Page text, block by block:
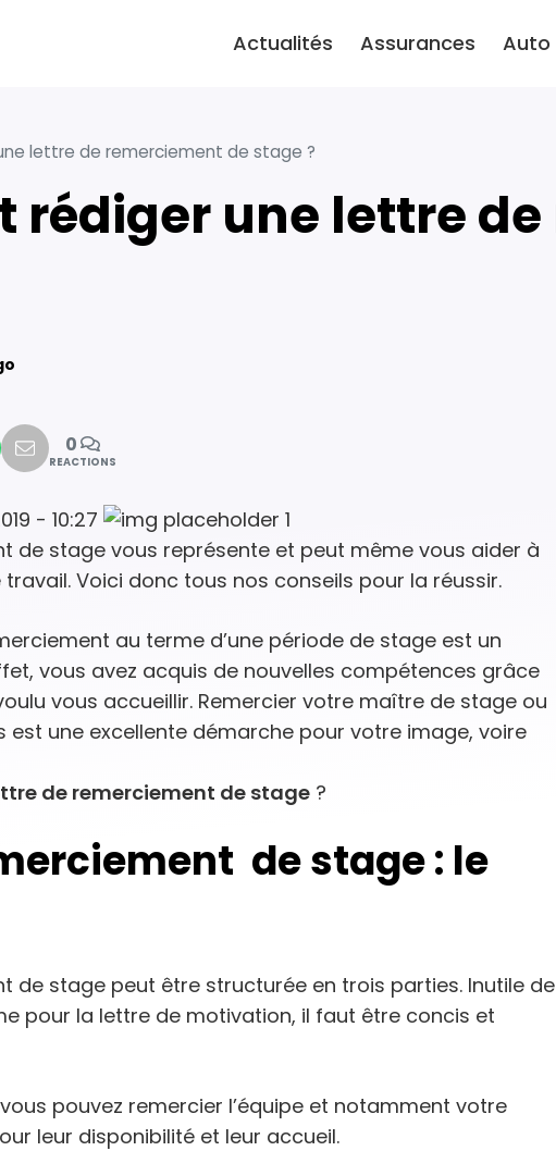
Actualités Assurances Auto
lettre de remerciement de stage ?
Mail0
REACTIONS
- 10:27
de stage vous représente et peut même vous aider à
Voici donc tous nos conseils pour la réussir.
au terme d’une période de stage est un
vous avez acquis de nouvelles compétences grâce
vous accueillir. Remercier votre maître de stage ou
une excellente démarche pour votre image, voire
de remerciement de stage ?
de stage : le
de stage peut être structurée en trois parties. Inutile de
pour la lettre de motivation, il faut être concis et
pouvez remercier l’équipe et notamment votre
leur disponibilité et leur accueil.